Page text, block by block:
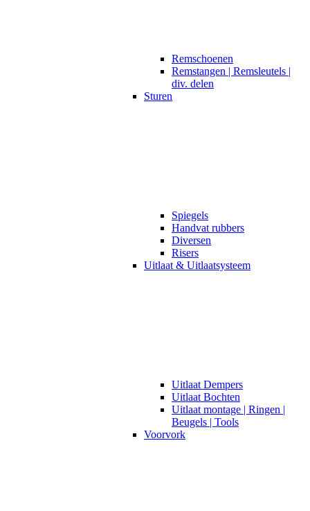
Remschoenen
Remstangen | Remsleutels |
div. delen
Sturen
Spiegels
Handvat rubbers
Diversen
Risers
Uitlaat & Uitlaatsysteem
Uitlaat Dempers
Uitlaat Bochten
Uitlaat montage | Ringen |
Beugels | Tools
Voorvork